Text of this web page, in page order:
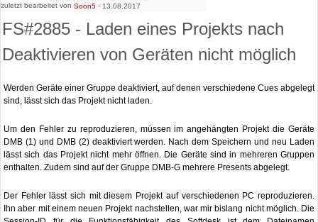
zuletzt bearbeitet von Soon5 - 13.08.2017
FS#2885 - Laden eines Projekts nach
Deaktivieren von Geräten nicht möglich
Werden Geräte einer Gruppe deaktiviert, auf denen verschiedene Cues abgelegt
sind, lässt sich das Projekt nicht laden.
Um den Fehler zu reproduzieren, müssen im angehängten Projekt die Geräte
DMB (1) und DMB (2) deaktiviert werden. Nach dem Speichern und neu Laden
lässt sich das Projekt nicht mehr öffnen. Die Geräte sind in mehreren Gruppen
enthalten. Zudem sind auf der Gruppe DMB-G mehrere Presents abgelegt.
Der Fehler lässt sich mit diesem Projekt auf verschiedenen PC reproduzieren.
Ihn aber mit einem neuen Projekt nachstellen, war mir bislang nicht möglich. Die